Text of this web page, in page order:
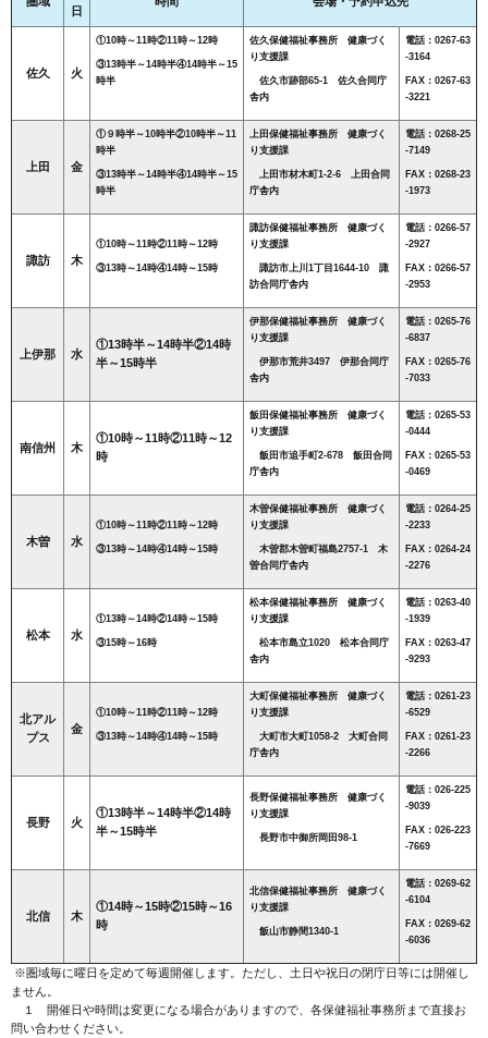
日
佐久 火
①10時～11時②11時～12時
③13時半～14時半④14時半～15
時半
佐久保健福祉事務所 健康づく
り支援課
佐久市跡部65-1 佐久合同庁
舎内
電話：0267-63
-3164
FAX：0267-63
-3221
上田 金
①９時半～10時半②10時半～11
時半
③13時半～14時半④14時半～15
時半
上田保健福祉事務所 健康づく
り支援課
上田市材木町1-2-6 上田合同
庁舎内
電話：0268-25
-7149
FAX：0268-23
-1973
諏訪 木
①10時～11時②11時～12時
③13時～14時④14時～15時
諏訪保健福祉事務所 健康づく
り支援課
諏訪市上川1丁目1644-10 諏
訪合同庁舎内
電話：0266-57
-2927
FAX：0266-57
-2953
上伊那 水
①13時半～14時半②14時
半～15時半
伊那保健福祉事務所 健康づく
り支援課
伊那市荒井3497 伊那合同庁
舎内
電話：0265-76
-6837
FAX：0265-76
-7033
南信州 木
①10時～11時②11時～12
時
飯田保健福祉事務所 健康づく
り支援課
飯田市追手町2-678 飯田合同
庁舎内
電話：0265-53
-0444
FAX：0265-53
-0469
木曽 水
①10時～11時②11時～12時
③13時～14時④14時～15時
木曽保健福祉事務所 健康づく
り支援課
木曽郡木曽町福島2757-1 木
曽合同庁舎内
電話：0264-25
-2233
FAX：0264-24
-2276
松本 水
①13時～14時②14時～15時
③15時～16時
松本保健福祉事務所 健康づく
り支援課
松本市島立1020 松本合同庁
舎内
電話：0263-40
-1939
FAX：0263-47
-9293
北アル
プス
金
①10時～11時②11時～12時
③13時～14時④14時～15時
大町保健福祉事務所 健康づく
り支援課
大町市大町1058-2 大町合同
庁舎内
電話：0261-23
-6529
FAX：0261-23
-2266
長野 火
①13時半～14時半②14時
半～15時半
長野保健福祉事務所 健康づく
り支援課
長野市中御所岡田98-1
電話：026-225
-9039
FAX：026-223
-7669
北信 木
①14時～15時②15時～16
時
北信保健福祉事務所 健康づく
り支援課
飯山市静間1340-1
電話：0269-62
-6104
FAX：0269-62
-6036
※圏域毎に曜日を定めて毎週開催します。ただし、土日や祝日の閉庁日等には開催し
ません。
１ 開催日や時間は変更になる場合がありますので、各保健福祉事務所まで直接お
問い合わせください。